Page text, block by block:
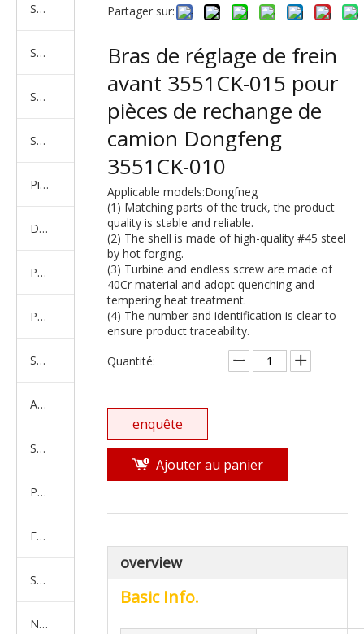
Série de camions FAW Jiefang
Série de camions Dongfeng
Série de camions North Benz Beiben
Série de camions américains, européens et japonais
Pièces de rechange de machines d'ingénierie de camion minier
D'autres séries de camions
Produits d'essieux
Produits de support de châssis
Série de suspension équilibrée
Amortisseur Série
Système de direction
Produits en caoutchouc
Embrayage Série
Série de bras de réglage
Nouvelles pièces de camion d'énergie
Partager sur:
Bras de réglage de frein
avant 3551CK-015 pour
pièces de rechange de
camion Dongfeng
3551CK-010
Applicable models:Dongfneg
(1) Matching parts of the truck, the product
quality is stable and reliable.
(2) The shell is made of high-quality #45 steel
by hot forging.
(3) Turbine and endless screw are made of
40Cr material and adopt quenching and
tempering heat treatment.
(4) The number and identification is clear to
ensure product traceability.
Quantité:
enquête
Ajouter au panier
overview
Basic Info.